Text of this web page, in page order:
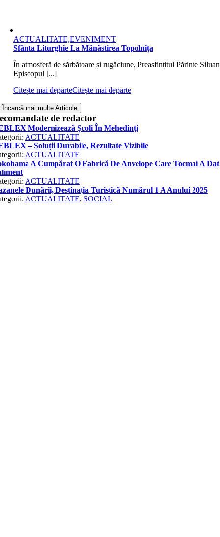
ACTUALITATE,EVENIMENT
Sfânta Liturghie La Mănăstirea Topolnița
În atmosferă de sărbătoare și rugăciune, Preasfințitul Părinte
Episcopul [...]
Citește mai departeCitește mai departe
Încarcă mai multe Articole
de redactor
Modernizează Școli În Mehedinți
ACTUALITATE
– Soluții Durabile, Rezultate Vizibile
ACTUALITATE
A Cumpărat O Fabrică De Anvelope Care Tocmai A Dat
ACTUALITATE
Dunării, Destinația Turistică Numărul 1 A Anului 2025
ACTUALITATE, SOCIAL